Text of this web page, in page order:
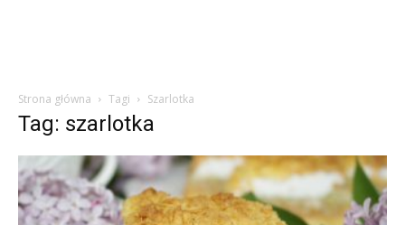
Strona główna Tagi Szarlotka
Tag: szarlotka